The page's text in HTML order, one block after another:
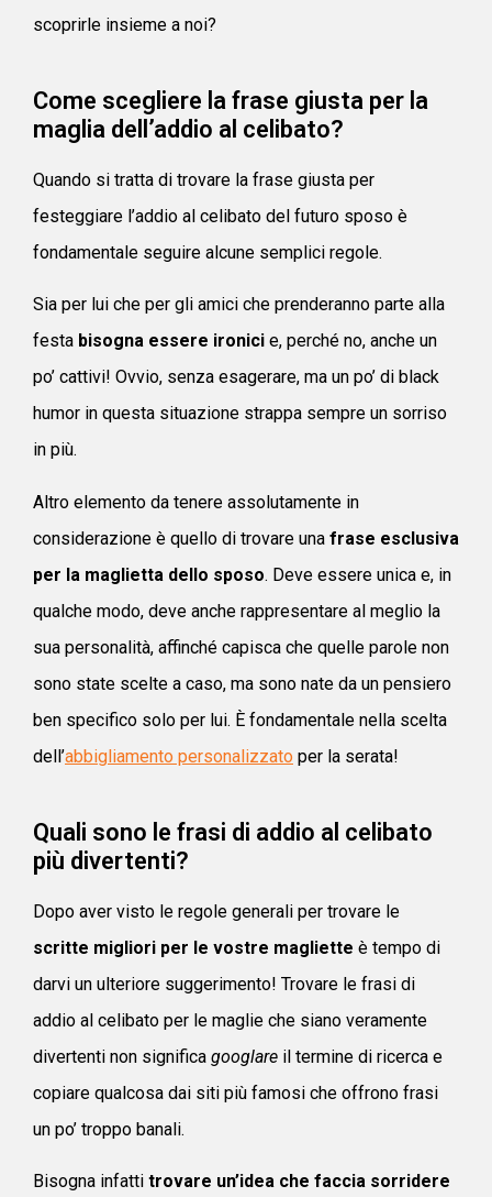
scoprirle insieme a noi?
Come scegliere la frase giusta per la
maglia dell’addio al celibato?
Quando si tratta di trovare la frase giusta per
festeggiare l’addio al celibato del futuro sposo è
fondamentale seguire alcune semplici regole.
Sia per lui che per gli amici che prenderanno parte alla
festa bisogna essere ironici e, perché no, anche un
po’ cattivi! Ovvio, senza esagerare, ma un po’ di black
humor in questa situazione strappa sempre un sorriso
in più.
Altro elemento da tenere assolutamente in
considerazione è quello di trovare una frase esclusiva
per la maglietta dello sposo. Deve essere unica e, in
qualche modo, deve anche rappresentare al meglio la
sua personalità, affinché capisca che quelle parole non
sono state scelte a caso, ma sono nate da un pensiero
ben specifico solo per lui. È fondamentale nella scelta
dell’abbigliamento personalizzato per la serata!
Quali sono le frasi di addio al celibato
più divertenti?
Dopo aver visto le regole generali per trovare le
scritte migliori per le vostre magliette è tempo di
darvi un ulteriore suggerimento! Trovare le frasi di
addio al celibato per le maglie che siano veramente
divertenti non significa googlare il termine di ricerca e
copiare qualcosa dai siti più famosi che offrono frasi
un po’ troppo banali.
Bisogna infatti trovare un’idea che faccia sorridere